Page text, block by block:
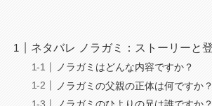
ネタバレ ノラガミ：ストーリーと
ノラガミはどんな内容ですか？
ノラガミの父親の正体は何ですか？